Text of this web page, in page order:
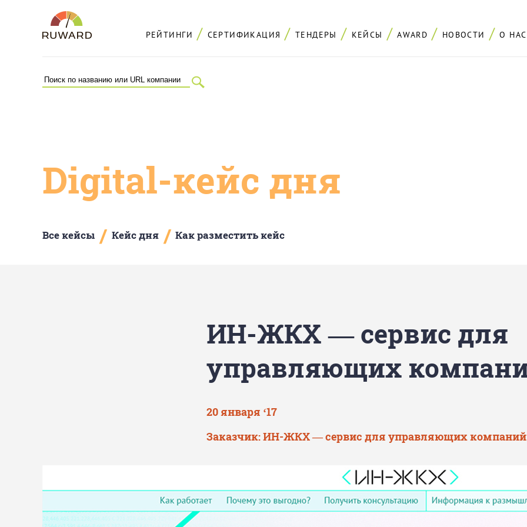
РЕЙТИНГИ СЕРТИФИКАЦИЯ ТЕНДЕРЫ КЕЙСЫ AWARD НОВОСТИ О НАС
Digital-кейс дня
Все кейсы / Кейс дня / Как разместить кейс
ИН-ЖКХ — сервис для
управляющих
20 января ‘17
Заказчик:ИН-ЖКХ — сервис для управляющих компаний